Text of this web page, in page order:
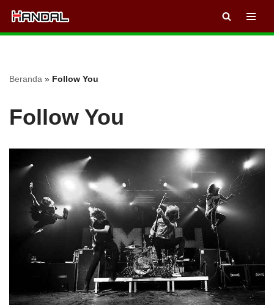
Lompat
Beranda » Follow You
Follow You